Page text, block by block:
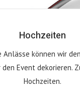
Hochzeiten
Anlässe können wir
Event dekorieren.
Hochzeiten.